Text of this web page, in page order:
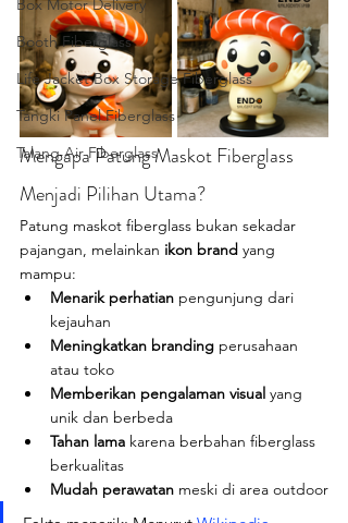
Box Motor Delivery
Booth Fiberglass
Life Jacket Box Storage Fiberglass
Tangki Panel Fiberglass
Talang Air Fiberglass
Mengapa Patung Maskot Fiberglass
Menjadi Pilihan Utama?
Patung maskot fiberglass bukan sekadar
pajangan, melainkan ikon brand yang
mampu:
Menarik perhatian pengunjung dari
kejauhan
Meningkatkan branding perusahaan
atau toko
Memberikan pengalaman visual yang
unik dan berbeda
Tahan lama karena berbahan fiberglass
berkualitas
Mudah perawatan meski di area outdoor